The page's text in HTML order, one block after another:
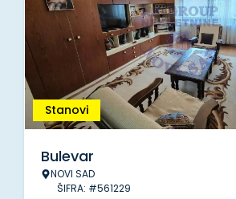
Stanovi
Bulevar
NOVI SAD
ŠIFRA: #561229